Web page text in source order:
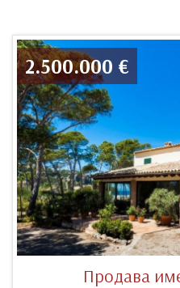
2.500.000 €
Продава